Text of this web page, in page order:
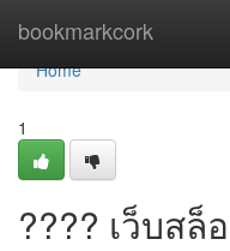
bookmarkcork
Home
Home
1
???? เว็บส